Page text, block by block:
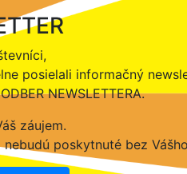
posielali informačný
NEWSLETTERA.
záujem.
poskytnuté bez